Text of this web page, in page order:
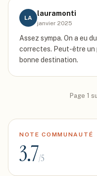
LA
lauramonti
janvier 2025
Assez sympa. On a eu
correctes. Peut-être un
bonne destination.
Page 1
NOTE COMMUNAUTÉ
3.7/5